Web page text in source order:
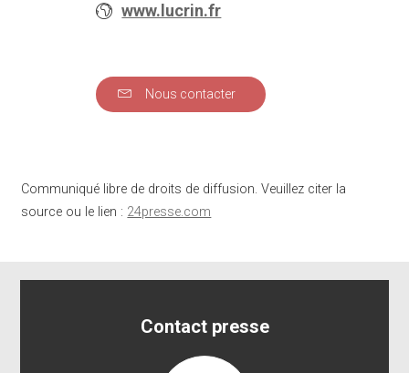
www.lucrin.fr
Nous contacter
Communiqué libre de droits de diffusion. Veuillez citer la
source ou le lien : 24presse.com
Contact presse